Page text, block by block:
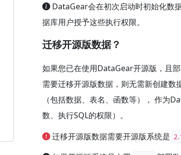
DataGear会在初次启动时初始化数
据库用户授予这些执行权限。
迁移开源版数据？
如果您已在使用DataGear开源版，且
需要迁移开源版数据，则无需新创建
（包括数据、表名、函数等）， 作为
数、执行SQL的权限）。
迁移开源版数据需要开源版系统是